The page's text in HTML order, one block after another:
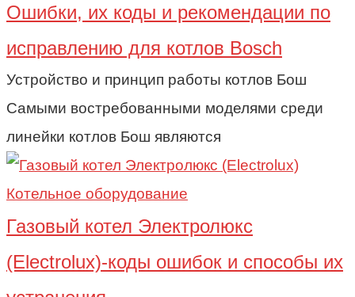
Ошибки, их коды и рекомендации по
исправлению для котлов Bosch
Устройство и принцип работы котлов Бош
Самыми востребованными моделями среди
линейки котлов Бош являются
Котельное оборудование
Газовый котел Электролюкс
(Electrolux)-коды ошибок и способы их